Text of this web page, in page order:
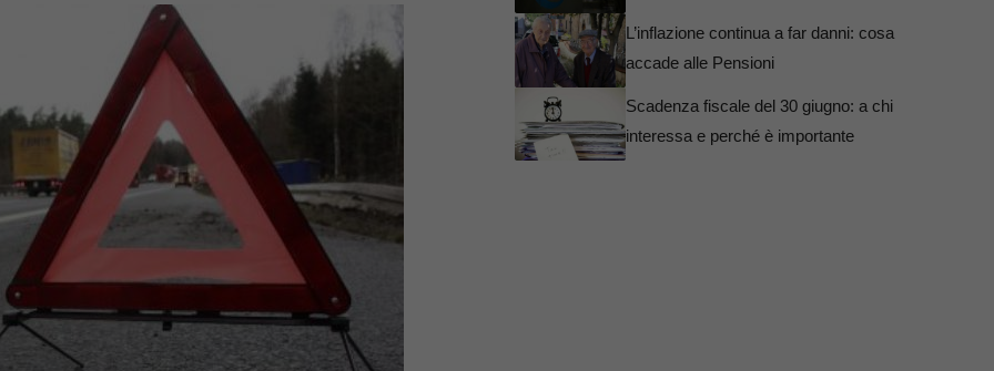
L’inflazione continua a far danni: cosa
accade alle Pensioni
Scadenza fiscale del 30 giugno: a chi
interessa e perché è importante